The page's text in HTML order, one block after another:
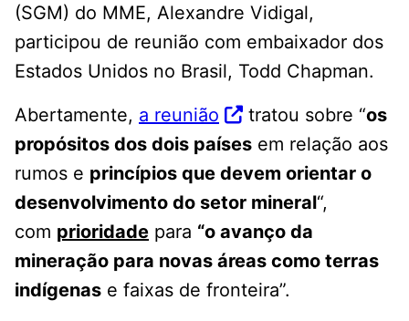
(SGM) do MME, Alexandre Vidigal,
participou de reunião com embaixador dos
Estados Unidos no Brasil, Todd Chapman.
Abertamente, a reunião tratou sobre “os
propósitos dos dois países em relação aos
rumos e princípios que devem orientar o
desenvolvimento do setor mineral“,
com prioridade para “o avanço da
mineração para novas áreas como terras
indígenas e faixas de fronteira”.